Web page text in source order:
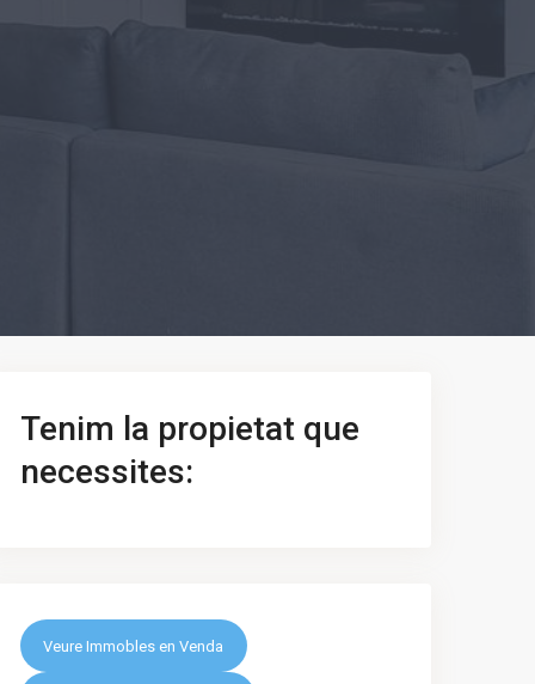
Tenim la propietat que
necessites:
Veure Immobles en Venda